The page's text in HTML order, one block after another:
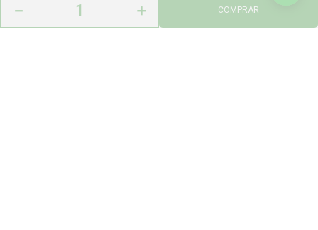
＋
－ COMPRAR
MEDIÇÃO
TELEVENDAS
FORMAS DE PAGAMENTO